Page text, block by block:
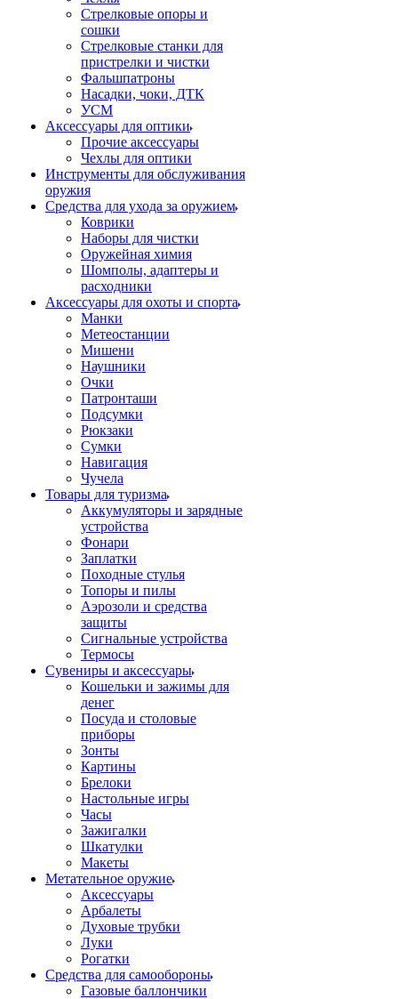
Стрелковые опоры и
сошки
Стрелковые станки для
пристрелки и чистки
Фальшпатроны
Насадки, чоки, ДТК
УСМ
Аксессуары для оптики
Прочие аксессуары
Чехлы для оптики
Инструменты для обслуживания
оружия
Средства для ухода за оружием
Коврики
Наборы для чистки
Оружейная химия
Шомполы, адаптеры и
расходники
Аксессуары для охоты и спорта
Манки
Метеостанции
Мишени
Наушники
Очки
Патронташи
Подсумки
Рюкзаки
Сумки
Навигация
Чучела
Товары для туризма
Аккумуляторы и зарядные
устройства
Фонари
Заплатки
Походные стулья
Топоры и пилы
Аэрозоли и средства
защиты
Сигнальные устройства
Термосы
Сувениры и аксессуары
Кошельки и зажимы для
денег
Посуда и столовые
приборы
Зонты
Картины
Брелоки
Настольные игры
Часы
Зажигалки
Шкатулки
Макеты
Метательное оружие
Аксессуары
Арбалеты
Духовые трубки
Луки
Рогатки
Средства для самообороны
Газовые баллончики